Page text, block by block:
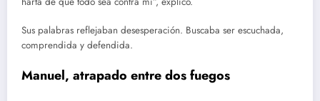
Sus palabras reflejaban desesperación. Buscaba ser escuchada,
comprendida y defendida.
Manuel, atrapado entre dos fuegos